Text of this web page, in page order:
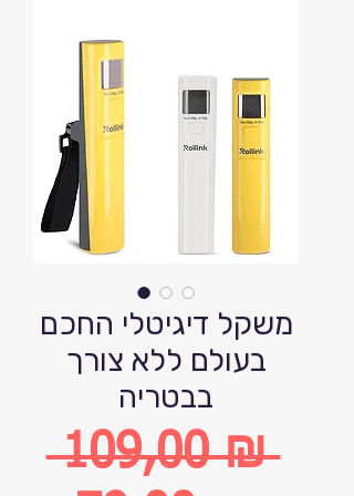
משקל דיגיטלי החכם
בעולם ללא צורך
בבטריה
109,00 ₪